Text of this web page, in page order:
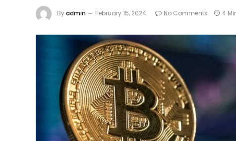
Byadmin February 15, 2024 No Comments 4